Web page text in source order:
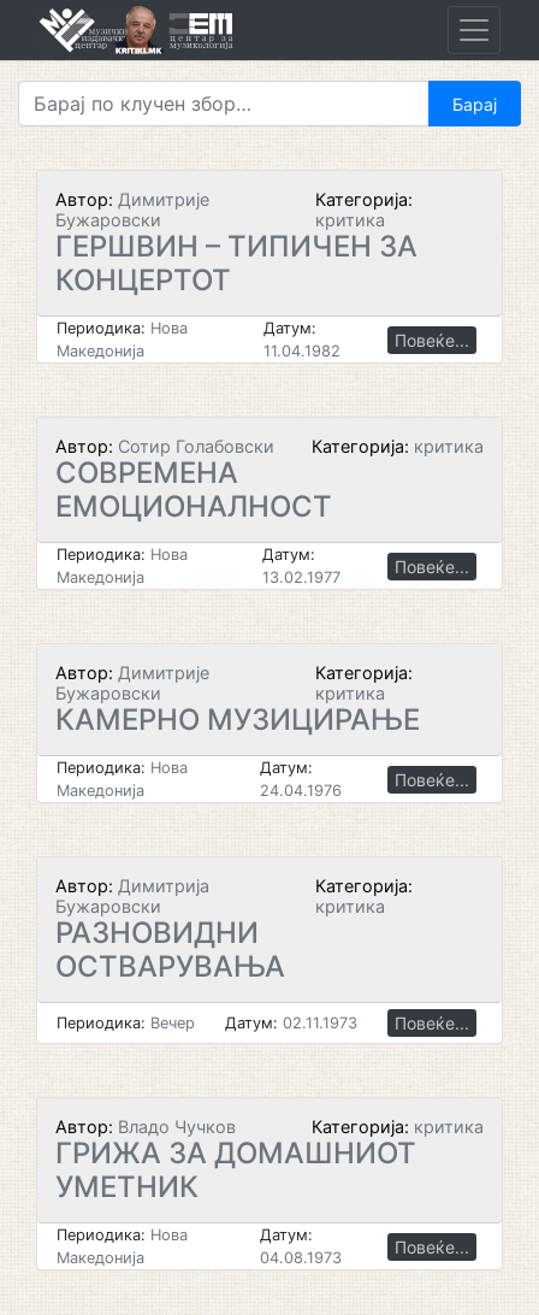
Автор: Димитрије
Бужаровски
Категорија:
критика
ГЕРШВИН – ТИПИЧЕН ЗА
КОНЦЕРТОТ
Периодика: Нова
Македонија
Датум:
11.04.1982
Повеќе...
Автор: Сотир Голабовски Категорија: критика
СОВРЕМЕНА
ЕМОЦИОНАЛНОСТ
Периодика: Нова
Македонија
Датум:
13.02.1977
Повеќе...
Автор: Димитрије
Бужаровски
Категорија:
критика
КАМЕРНО МУЗИЦИРАЊЕ
Периодика: Нова
Македонија
Датум:
24.04.1976
Повеќе...
Автор: Димитрија
Бужаровски
Категорија:
критика
РАЗНОВИДНИ
ОСТВАРУВАЊА
Периодика: Вечер Датум: 02.11.1973 Повеќе...
Автор: Владо Чучков Категорија: критика
ГРИЖА ЗА ДОМАШНИОТ
УМЕТНИК
Периодика: Нова
Македонија
Датум:
04.08.1973
Повеќе...